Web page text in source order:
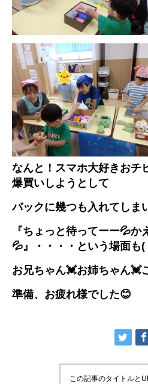
なんと！スマホ大好きおチ
爆買いしようとして
バックに幾つも入れてしま
『ちょっと待ってーー💦か
💦』・・・・という場面も(
お兄ちゃん💓お姉ちゃん💓
準備、お疲れ様でした😊
この記事のタイトルと